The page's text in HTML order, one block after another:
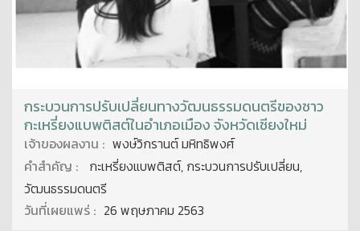
กระบวนการปรับเปลี่ยนทางวัฒนธรรมดนตรีของชาว
กะเหรี่ยงแบพติสต์ในอำเภอเมือง จังหวัดเชียงใหม่
เจ้าของผลงาน : พงษ์วิกรานต์ มหิทธิพงศ์
คำสำคัญ :
กะเหรี่ยงแบพติสต์, กระบวนการปรับเปลี่ยน,
วัฒนธรรมดนตรี
วันที่เผยแพร่ : 26 พฤษภาคม 2563